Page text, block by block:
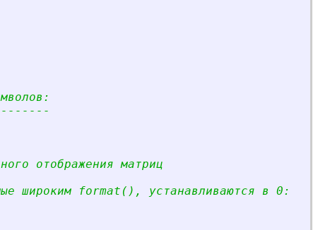
отображения матриц
широким format(), устанавливаются в 0: